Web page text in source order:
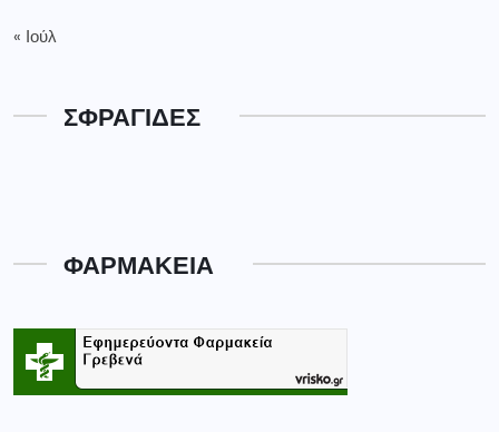
« Ιούλ
ΣΦΡΑΓΙΔΕΣ
ΦΑΡΜΑΚΕΙΑ